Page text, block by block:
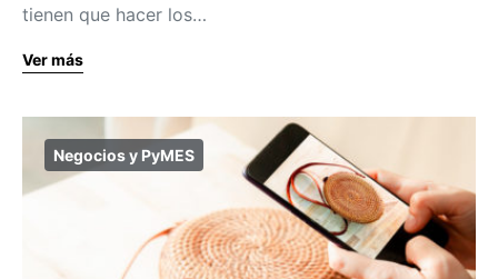
tienen que hacer los…
Ver más
Negocios y PyMES